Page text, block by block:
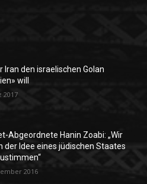
Iran den israelischen Golan
will
2017
Abgeordnete Hanin Zoabi: „Wir
der Idee eines jüdischen Staates
2016